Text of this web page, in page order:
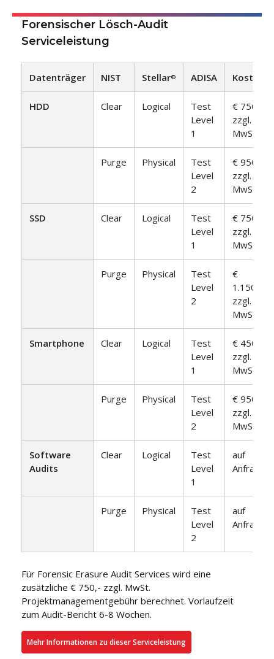
Forensischer Lösch-Audit
Serviceleistung
Datenträger NIST Stellar® ADISA Kosten
HDD Clear Logical
Test
Level
1
€ 750,-
zzgl.
MwSt.
Purge Physical
Test
Level
2
€ 950,-
zzgl.
MwSt.
SSD Clear Logical
Test
Level
1
€ 750,-
zzgl.
MwSt.
Purge Physical
Test
Level
2
€
1.150,-
zzgl.
MwSt.
Smartphone Clear Logical
Test
Level
1
€ 450,-
zzgl.
MwSt.
Purge Physical
Test
Level
2
€ 950,-
zzgl.
MwSt.
Software
Audits
Clear Logical
Test
Level
1
auf
Anfrage
Purge Physical
Test
Level
2
auf
Anfrage
Für Forensic Erasure Audit Services wird eine
zusätzliche € 750,- zzgl. MwSt.
Projektmanagementgebühr berechnet. Vorlaufzeit
zum Audit-Bericht 6-8 Wochen.
Mehr Informationen zu dieser Serviceleistung